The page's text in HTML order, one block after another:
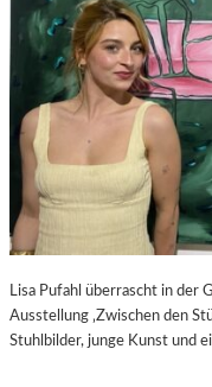
Lisa Pufahl überrascht in der
Ausstellung ‚Zwischen den
Stuhlbilder, junge Kunst und